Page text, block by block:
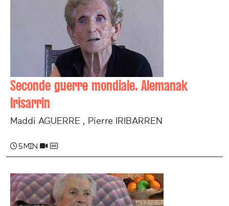
Seconde guerre mondiale. Alemanak
Irisarrin
Maddi AGUERRE , Pierre IRIBARREN
5 min